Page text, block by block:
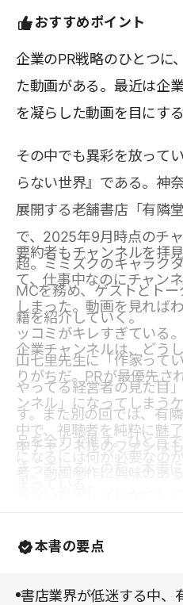
おすすめポイント
企業のPR戦略のひとつに
た動画がある。最近は企
を凝らした動画を目にす
その中でも異彩を放って
らない世界』である。神
展開する老舗書店「有隣
で、2025年9月時点のチ
超。ミミズクのキャラク
MCを務め、ゲストとト
籍を紹介していく。
要約者もチャンネルを拝
て、仕事中なのにチャン
しまった。動画を見れば
ッコミがキレすぎている
山七里先生に「作家って
やってる経営者の見た目
す。また別の回では、有
品を全力で推す。ひと言
企業チャンネルは、どう
りがちだ。PRが最優先さ
ンネル」になってしまう
中で、視聴者を純粋に魅
になるには何が必要なの
本チャンネルのファンは
本書の要点
書店業界が低迷する中、